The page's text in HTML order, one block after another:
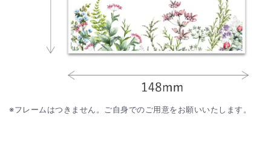
※フレームはつきません。ご自身でのご用意をお願いいたします。